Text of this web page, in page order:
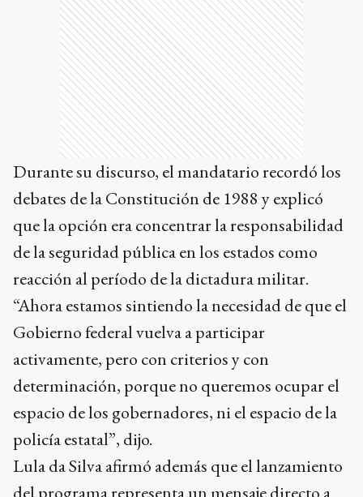
Durante su discurso, el mandatario recordó los
debates de la Constitución de 1988 y explicó
que la opción era concentrar la responsabilidad
de la seguridad pública en los estados como
reacción al período de la dictadura militar.
“Ahora estamos sintiendo la necesidad de que el
Gobierno federal vuelva a participar
activamente, pero con criterios y con
determinación, porque no queremos ocupar el
espacio de los gobernadores, ni el espacio de la
policía estatal”, dijo.
Lula da Silva afirmó además que el lanzamiento